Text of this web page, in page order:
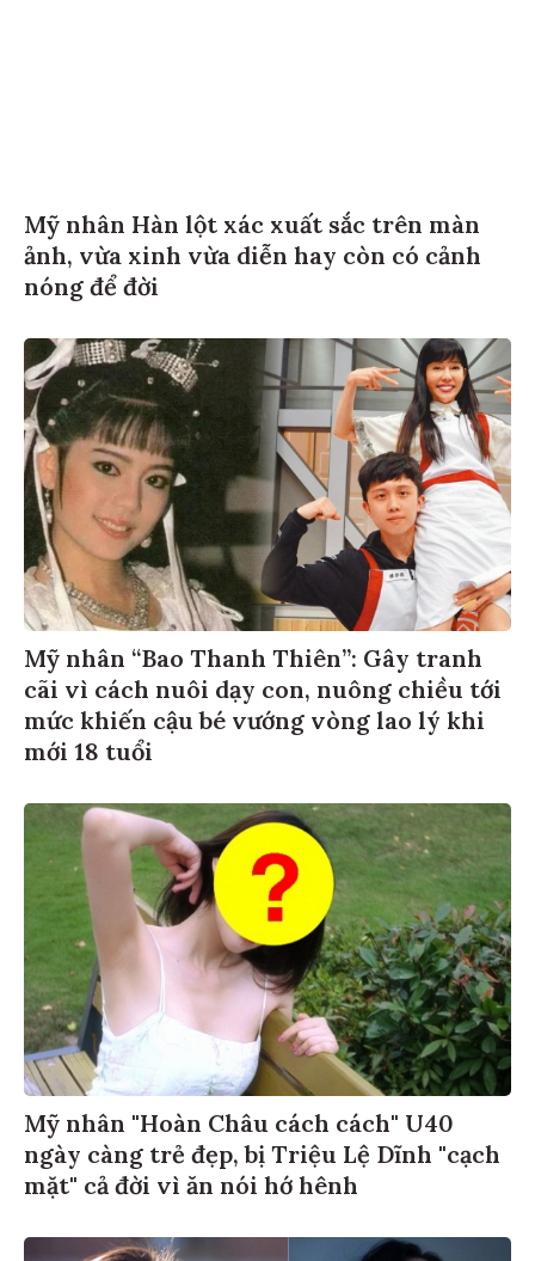
Mỹ nhân Hàn lột xác xuất sắc trên màn
ảnh, vừa xinh vừa diễn hay còn có cảnh
nóng để đời
Mỹ nhân “Bao Thanh Thiên”: Gây tranh
cãi vì cách nuôi dạy con, nuông chiều tới
mức khiến cậu bé vướng vòng lao lý khi
mới 18 tuổi
Mỹ nhân "Hoàn Châu cách cách" U40
ngày càng trẻ đẹp, bị Triệu Lệ Dĩnh "cạch
mặt" cả đời vì ăn nói hớ hênh